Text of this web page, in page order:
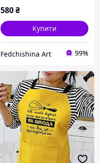
580₴
Купити
Fedchishina Art 99%